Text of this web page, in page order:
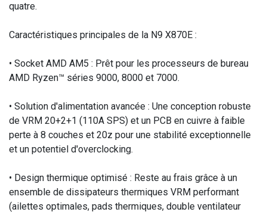
quatre.
Caractéristiques principales de la N9 X870E :
• Socket AMD AM5 : Prêt pour les processeurs de bureau
AMD Ryzen™ séries 9000, 8000 et 7000.
• Solution d'alimentation avancée : Une conception robuste
de VRM 20+2+1 (110A SPS) et un PCB en cuivre à faible
perte à 8 couches et 20z pour une stabilité exceptionnelle
et un potentiel d'overclocking.
• Design thermique optimisé : Reste au frais grâce à un
ensemble de dissipateurs thermiques VRM performant
(ailettes optimales, pads thermiques, double ventilateur